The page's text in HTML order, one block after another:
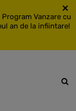
Vanzare cu
an de la infiintare!
×